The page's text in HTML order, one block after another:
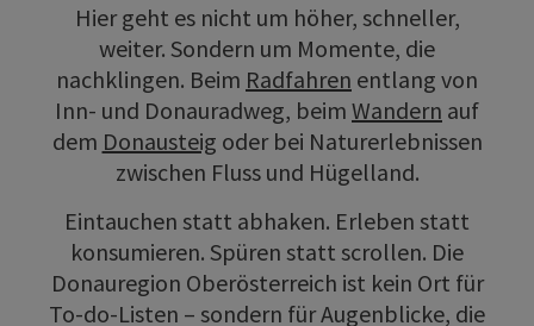
Hier geht es nicht um höher, schneller,
weiter. Sondern um Momente, die
nachklingen. Beim Radfahren entlang von
Inn- und Donauradweg, beim Wandern auf
dem Donausteig oder bei Naturerlebnissen
zwischen Fluss und Hügelland.
Eintauchen statt abhaken. Erleben statt
konsumieren. Spüren statt scrollen. Die
Donauregion Oberösterreich ist kein Ort für
To-do-Listen – sondern für Augenblicke, die